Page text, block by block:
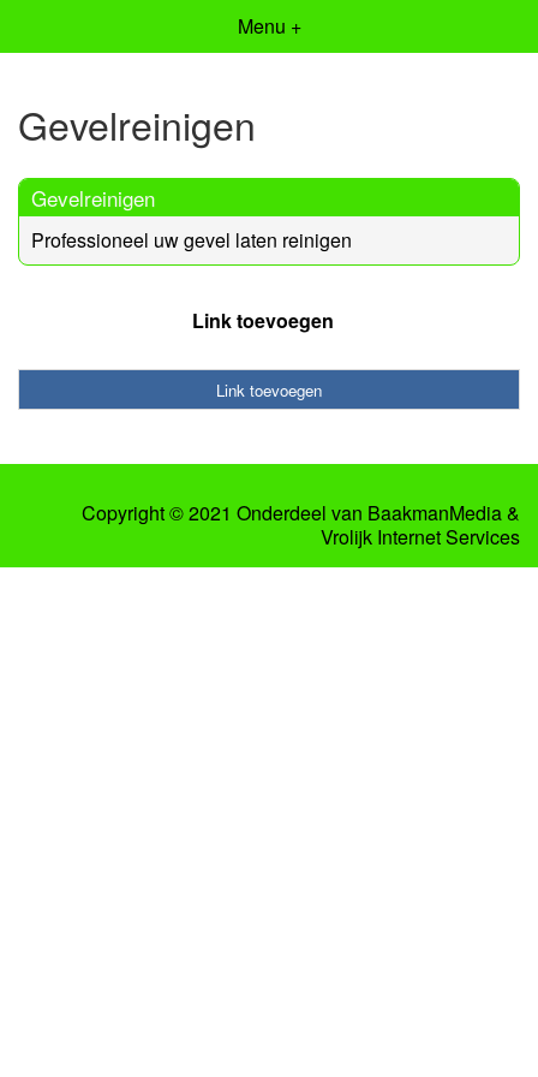
Menu +
Gevelreinigen
Gevelreinigen
Professioneel uw gevel laten reinigen
Link toevoegen
Link toevoegen
Copyright © 2021 Onderdeel van BaakmanMedia&
Vrolijk Internet Services